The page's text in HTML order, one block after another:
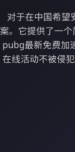
对于在中国希望
案。它提供了一
pubg最新免费加
在线活动不被侵